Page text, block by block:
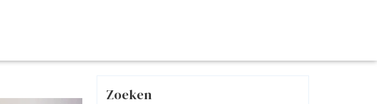
Zoeken